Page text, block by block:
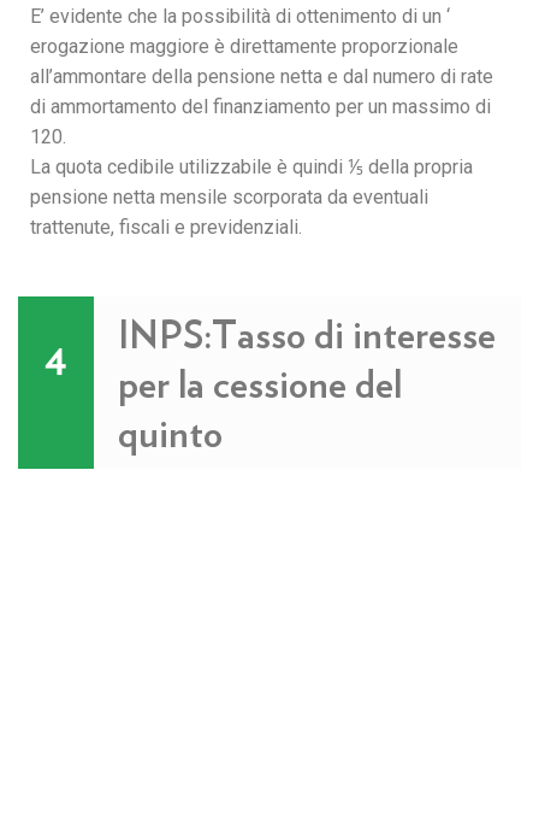
E’ evidente che la possibilità di ottenimento di un ‘
erogazione maggiore è direttamente proporzionale
all’ammontare della pensione netta e dal numero di rate
di ammortamento del finanziamento per un massimo di
120.
La quota cedibile utilizzabile è quindi ⅕ della propria
pensione netta mensile scorporata da eventuali
trattenute, fiscali e previdenziali.
4
INPS:Tasso di interesse
per la cessione del
quinto